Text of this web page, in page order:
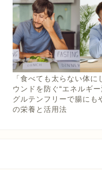
「食べても太らない体
ウンドを防ぐ“エネルギー
グルテンフリーで腸にも
の栄養と活用法